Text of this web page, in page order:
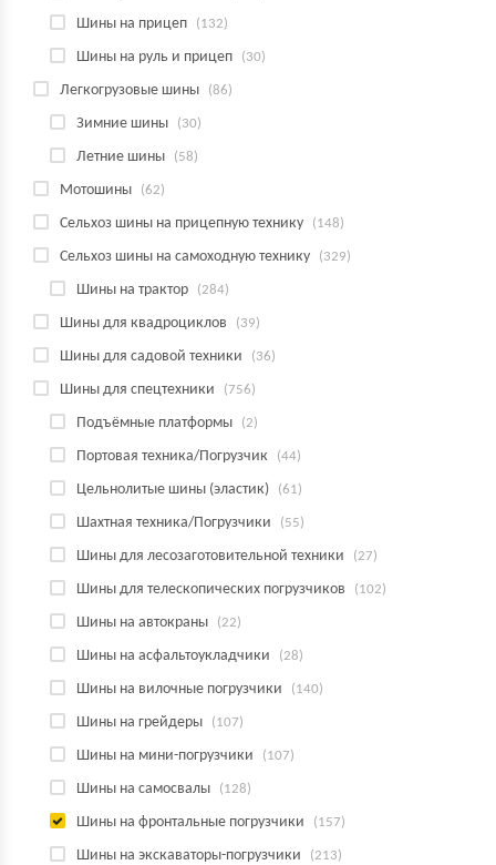
Шины на прицеп (132)
Шины на руль и прицеп (30)
Легкогрузовые шины (86)
Зимние шины (30)
Летние шины (58)
Мотошины (62)
Сельхоз шины на прицепную технику (148)
Сельхоз шины на самоходную технику (329)
Шины на трактор (284)
Шины для квадроциклов (39)
Шины для садовой техники (36)
Шины для спецтехники (756)
Подъёмные платформы (2)
Портовая техника/Погрузчик (44)
Цельнолитые шины (эластик) (61)
Шахтная техника/Погрузчики (55)
Шины для лесозаготовительной техники (27)
Шины для телескопических погрузчиков (102)
Шины на автокраны (22)
Шины на асфальтоукладчики (28)
Шины на вилочные погрузчики (140)
Шины на грейдеры (107)
Шины на мини-погрузчики (107)
Шины на самосвалы (128)
Шины на фронтальные погрузчики (157)
Шины на экскаваторы-погрузчики (213)